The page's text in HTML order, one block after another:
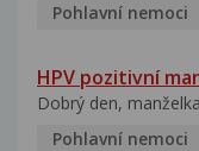
Pohlavní nemoci
HPV pozitivní
Dobrý den,
Pohlavní nemoci